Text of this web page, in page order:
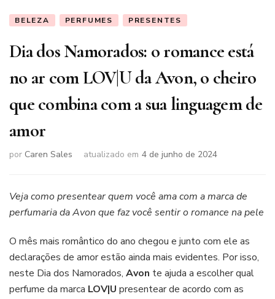
BELEZA PERFUMES PRESENTES
Dia dos Namorados: o romance está
no ar com LOV|U da Avon, o cheiro
que combina com a sua linguagem de
amor
por Caren Sales atualizado em 4 de junho de 2024
Veja como presentear quem você ama com a marca de
perfumaria da Avon que faz você sentir o romance na pele
O mês mais romântico do ano chegou e junto com ele as
declarações de amor estão ainda mais evidentes. Por isso,
neste Dia dos Namorados, Avon te ajuda a escolher qual
perfume da marca LOV|U presentear de acordo com as